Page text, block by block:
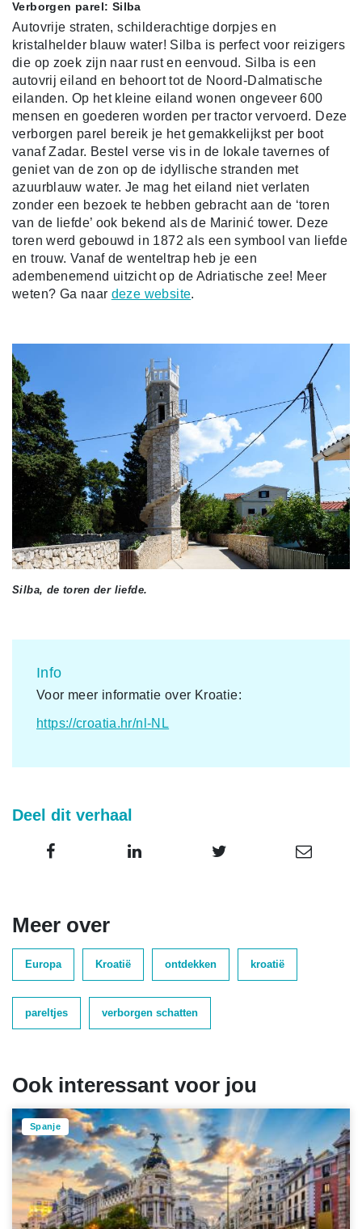
Verborgen parel: Silba
Autovrije straten, schilderachtige dorpjes en
kristalhelder blauw water! Silba is perfect voor reizigers
die op zoek zijn naar rust en eenvoud. Silba is een
autovrij eiland en behoort tot de Noord-Dalmatische
eilanden. Op het kleine eiland wonen ongeveer 600
mensen en goederen worden per tractor vervoerd. Deze
verborgen parel bereik je het gemakkelijkst per boot
vanaf Zadar. Bestel verse vis in de lokale tavernes of
geniet van de zon op de idyllische stranden met
azuurblauw water. Je mag het eiland niet verlaten
zonder een bezoek te hebben gebracht aan de ‘toren
van de liefde’ ook bekend als de Marinić tower. Deze
toren werd gebouwd in 1872 als een symbool van liefde
en trouw. Vanaf de wenteltrap heb je een
adembenemend uitzicht op de Adriatische zee! Meer
weten? Ga naar deze website.
Silba, de toren der liefde.
Info
Voor meer informatie over Kroatie:
https://croatia.hr/nl-NL
Deel dit verhaal
Meer over
Europa Kroatië ontdekken kroatië
pareltjes verborgen schatten
Ook interessant voor jou
Spanje